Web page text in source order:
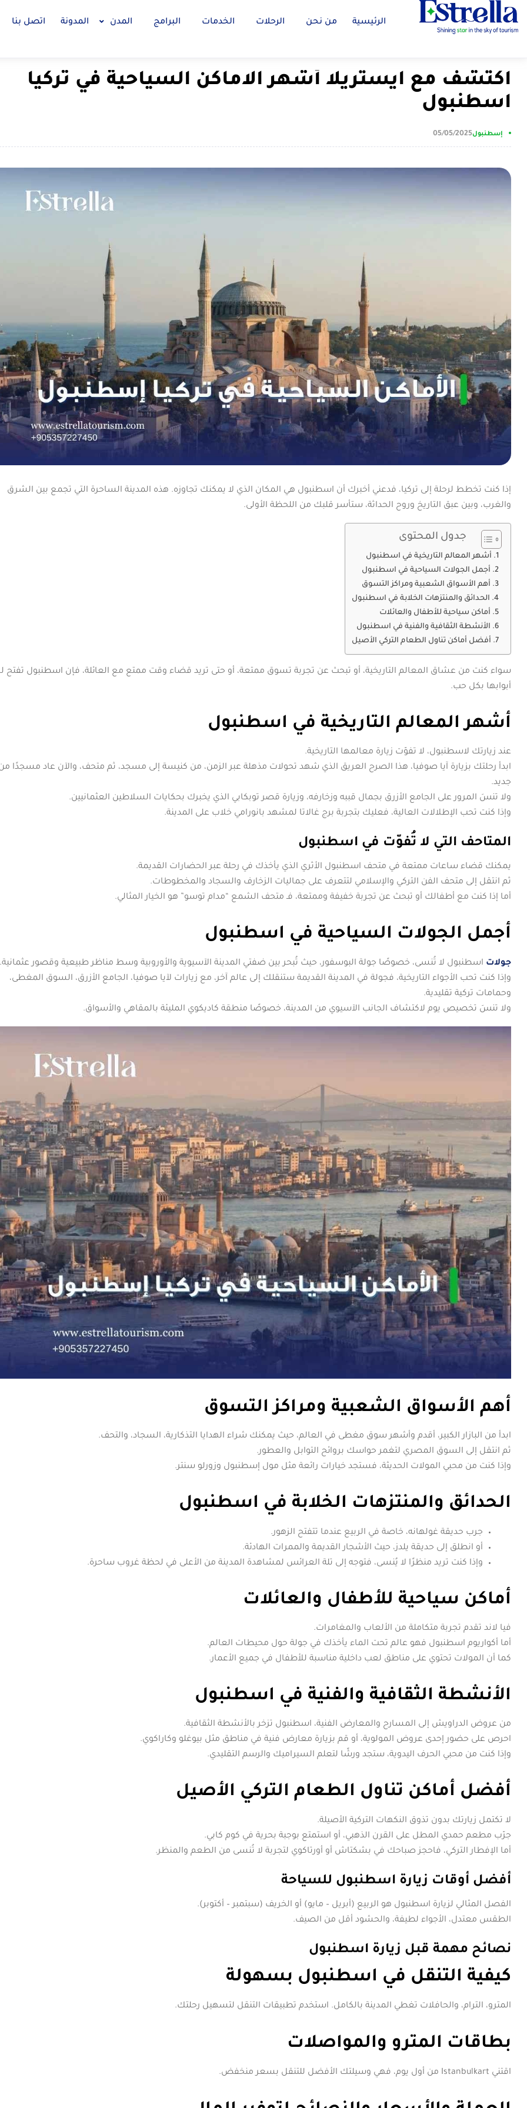
الرئيسية من نحن الرحلات الخدمات البرامج المدن المدونة اتصل بنا
اكتشف مع ايستريلا أشهر الاماكن السياحية في تركيا
اسطنبول
إسطنبول05/05/2025
إذا كنت تخطط لرحلة إلى تركيا، فدعني أخبرك أن اسطنبول هي المكان الذي لا يمكنك تجاوزه. هذه المدينة الساحرة التي تجمع بين الشرق
والغرب، وبين عبق التاريخ وروح الحداثة، ستأسر قلبك من اللحظة الأولى.
جدول المحتوى
أشهر المعالم التاريخية في اسطنبول
أجمل الجولات السياحية في اسطنبول
أهم الأسواق الشعبية ومراكز التسوق
الحدائق والمنتزهات الخلابة في اسطنبول
أماكن سياحية للأطفال والعائلات
الأنشطة الثقافية والفنية في اسطنبول
أفضل أماكن تناول الطعام التركي الأصيل
سواء كنت من عشاق المعالم التاريخية، أو تبحث عن تجربة تسوق ممتعة، أو حتى تريد قضاء وقت ممتع مع العائلة، فإن اسطنبول تفتح
أبوابها بكل حب.
أشهر المعالم التاريخية في اسطنبول
عند زيارتك لاسطنبول، لا تفوّت زيارة معالمها التاريخية.
ابدأ رحلتك بزيارة آيا صوفيا، هذا الصرح العريق الذي شهد تحولات مذهلة عبر الزمن، من كنيسة إلى مسجد، ثم متحف، والآن عاد مسجدًا
جديد.
ولا تنسَ المرور على الجامع الأزرق بجمال قببه وزخارفه، وزيارة قصر توبكابي الذي يخبرك بحكايات السلاطين العثمانيين.
وإذا كنت تحب الإطلالات العالية، فعليك بتجربة برج غالاتا لمشهد بانورامي خلاب على المدينة.
المتاحف التي لا تُفوّت في اسطنبول
يمكنك قضاء ساعات ممتعة في متحف اسطنبول الأثري الذي يأخذك في رحلة عبر الحضارات القديمة.
ثم انتقل إلى متحف الفن التركي والإسلامي لتتعرف على جماليات الزخارف والسجاد والمخطوطات.
أما إذا كنت مع أطفالك أو تبحث عن تجربة خفيفة وممتعة، فـ متحف الشمع “مدام توسو” هو الخيار المثالي.
أجمل الجولات السياحية في اسطنبول
جولات اسطنبول لا تُنسى، خصوصًا جولة البوسفور، حيث تُبحر بين ضفتي المدينة الآسيوية والأوروبية وسط مناظر طبيعية وقصور عثمانية.
وإذا كنت تحب الأجواء التاريخية، فجولة في المدينة القديمة ستنقلك إلى عالم آخر، مع زيارات لآيا صوفيا، الجامع الأزرق، السوق المغطى،
وحمامات تركية تقليدية.
ولا تنسَ تخصيص يوم لاكتشاف الجانب الآسيوي من المدينة، خصوصًا منطقة كاديكوي المليئة بالمقاهي والأسواق.
أهم الأسواق الشعبية ومراكز التسوق
ابدأ من البازار الكبير، أقدم وأشهر سوق مغطى في العالم، حيث يمكنك شراء الهدايا التذكارية، السجاد، والتحف.
ثم انتقل إلى السوق المصري لتغمر حواسك بروائح التوابل والعطور.
وإذا كنت من محبي المولات الحديثة، فستجد خيارات رائعة مثل مول إسطنبول وزورلو سنتر.
الحدائق والمنتزهات الخلابة في اسطنبول
جرب حديقة غولهانه، خاصة في الربيع عندما تتفتح الزهور.
أو انطلق إلى حديقة يلدز، حيث الأشجار القديمة والممرات الهادئة.
وإذا كنت تريد منظرًا لا يُنسى، فتوجه إلى تلة العرائس لمشاهدة المدينة من الأعلى في لحظة غروب ساحرة.
أماكن سياحية للأطفال والعائلات
فيا لاند تقدم تجربة متكاملة من الألعاب والمغامرات.
أما أكواريوم اسطنبول فهو عالم تحت الماء يأخذك في جولة حول محيطات العالم.
كما أن المولات تحتوي على مناطق لعب داخلية مناسبة للأطفال في جميع الأعمار.
الأنشطة الثقافية والفنية في اسطنبول
من عروض الدراويش إلى المسارح والمعارض الفنية، اسطنبول تزخر بالأنشطة الثقافية.
احرص على حضور إحدى عروض المولوية، أو قم بزيارة معارض فنية في مناطق مثل بيوغلو وكاراكوي.
وإذا كنت من محبي الحرف اليدوية، ستجد ورشًا لتعلم السيراميك والرسم التقليدي.
أفضل أماكن تناول الطعام التركي الأصيل
لا تكتمل زيارتك بدون تذوق النكهات التركية الأصيلة.
جرّب مطعم حمدي المطل على القرن الذهبي، أو استمتع بوجبة بحرية في كوم كابي.
أما الإفطار التركي، فاحجز صباحك في بشكتاش أو أورتاكوي لتجربة لا تُنسى من الطعم والمنظر.
أفضل أوقات زيارة اسطنبول للسياحة
الفصل المثالي لزيارة اسطنبول هو الربيع (أبريل – مايو) أو الخريف (سبتمبر – أكتوبر).
الطقس معتدل، الأجواء لطيفة، والحشود أقل من الصيف.
نصائح مهمة قبل زيارة اسطنبول
كيفية التنقل في اسطنبول بسهولة
المترو، الترام، والحافلات تغطي المدينة بالكامل. استخدم تطبيقات التنقل لتسهيل رحلتك.
بطاقات المترو والمواصلات
اقتني Istanbulkart من أول يوم، فهي وسيلتك الأفضل للتنقل بسعر منخفض.